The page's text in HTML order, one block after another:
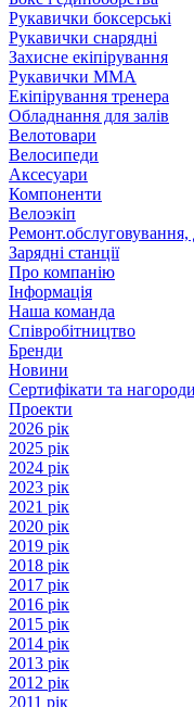
Рукавички боксерські
Рукавички снарядні
Захисне екіпірування
Рукавички ММА
Екіпірування тренера
Обладнання для залів
Велотовари
Велосипеди
Аксесуари
Компоненти
Велоэкіп
Ремонт.обслуговування,
Зарядні станції
Про компанію
Інформація
Наша команда
Співробітництво
Бренди
Новини
Сертифікати та нагороди
Проекти
2026 рік
2025 рік
2024 рік
2023 рік
2021 рік
2020 рік
2019 рік
2018 рік
2017 рік
2016 рік
2015 рік
2014 рік
2013 рік
2012 рік
2011 рік